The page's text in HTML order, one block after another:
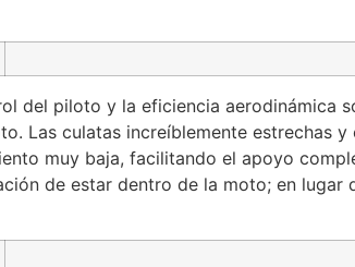
del piloto y la eficiencia aerodinámica
Las culatas increíblemente estrechas
muy baja, facilitando el apoyo
de estar dentro de la moto; en